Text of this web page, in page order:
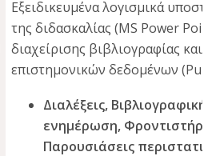
Εξειδικευμένα λογισμικά
της διδασκαλίας (ΜS Power Point)
διαχείρισης βιβλιογραφίας και
επιστημονικών δεδομένων
Διαλέξεις, Βιβλιογραφική
ενημέρωση, Φροντιστήρια,
Παρουσιάσεις